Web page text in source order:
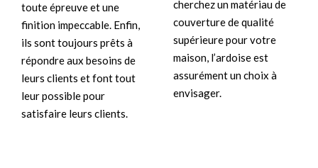
toute épreuve et une
finition impeccable. Enfin,
ils sont toujours prêts à
répondre aux besoins de
leurs clients et font tout
leur possible pour
satisfaire leurs clients.
cherchez un matériau de
couverture de qualité
supérieure pour votre
maison, l’ardoise est
assurément un choix à
envisager.